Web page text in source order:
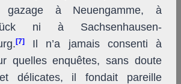
à Neuengamme, à
ni à Sachsenhausen-
[7]
Il n’a jamais consenti à
quelles enquêtes, sans doute
délicates, il fondait pareille